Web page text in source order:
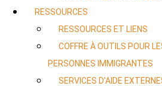
RESSOURCES
RESSOURCES ET LIENS
COFFRE À OUTILS POUR
PERSONNES IMMIGRANTES
SERVICES D’AIDE